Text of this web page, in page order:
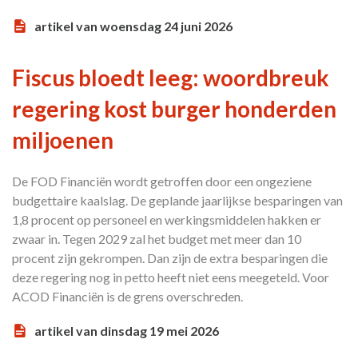
artikel van woensdag 24 juni 2026
Fiscus bloedt leeg: woordbreuk
regering kost burger honderden
miljoenen
De FOD Financiën wordt getroffen door een ongeziene
budgettaire kaalslag. De geplande jaarlijkse besparingen van
1,8 procent op personeel en werkingsmiddelen hakken er
zwaar in. Tegen 2029 zal het budget met meer dan 10
procent zijn gekrompen. Dan zijn de extra besparingen die
deze regering nog in petto heeft niet eens meegeteld. Voor
ACOD Financiën is de grens overschreden.
artikel van dinsdag 19 mei 2026